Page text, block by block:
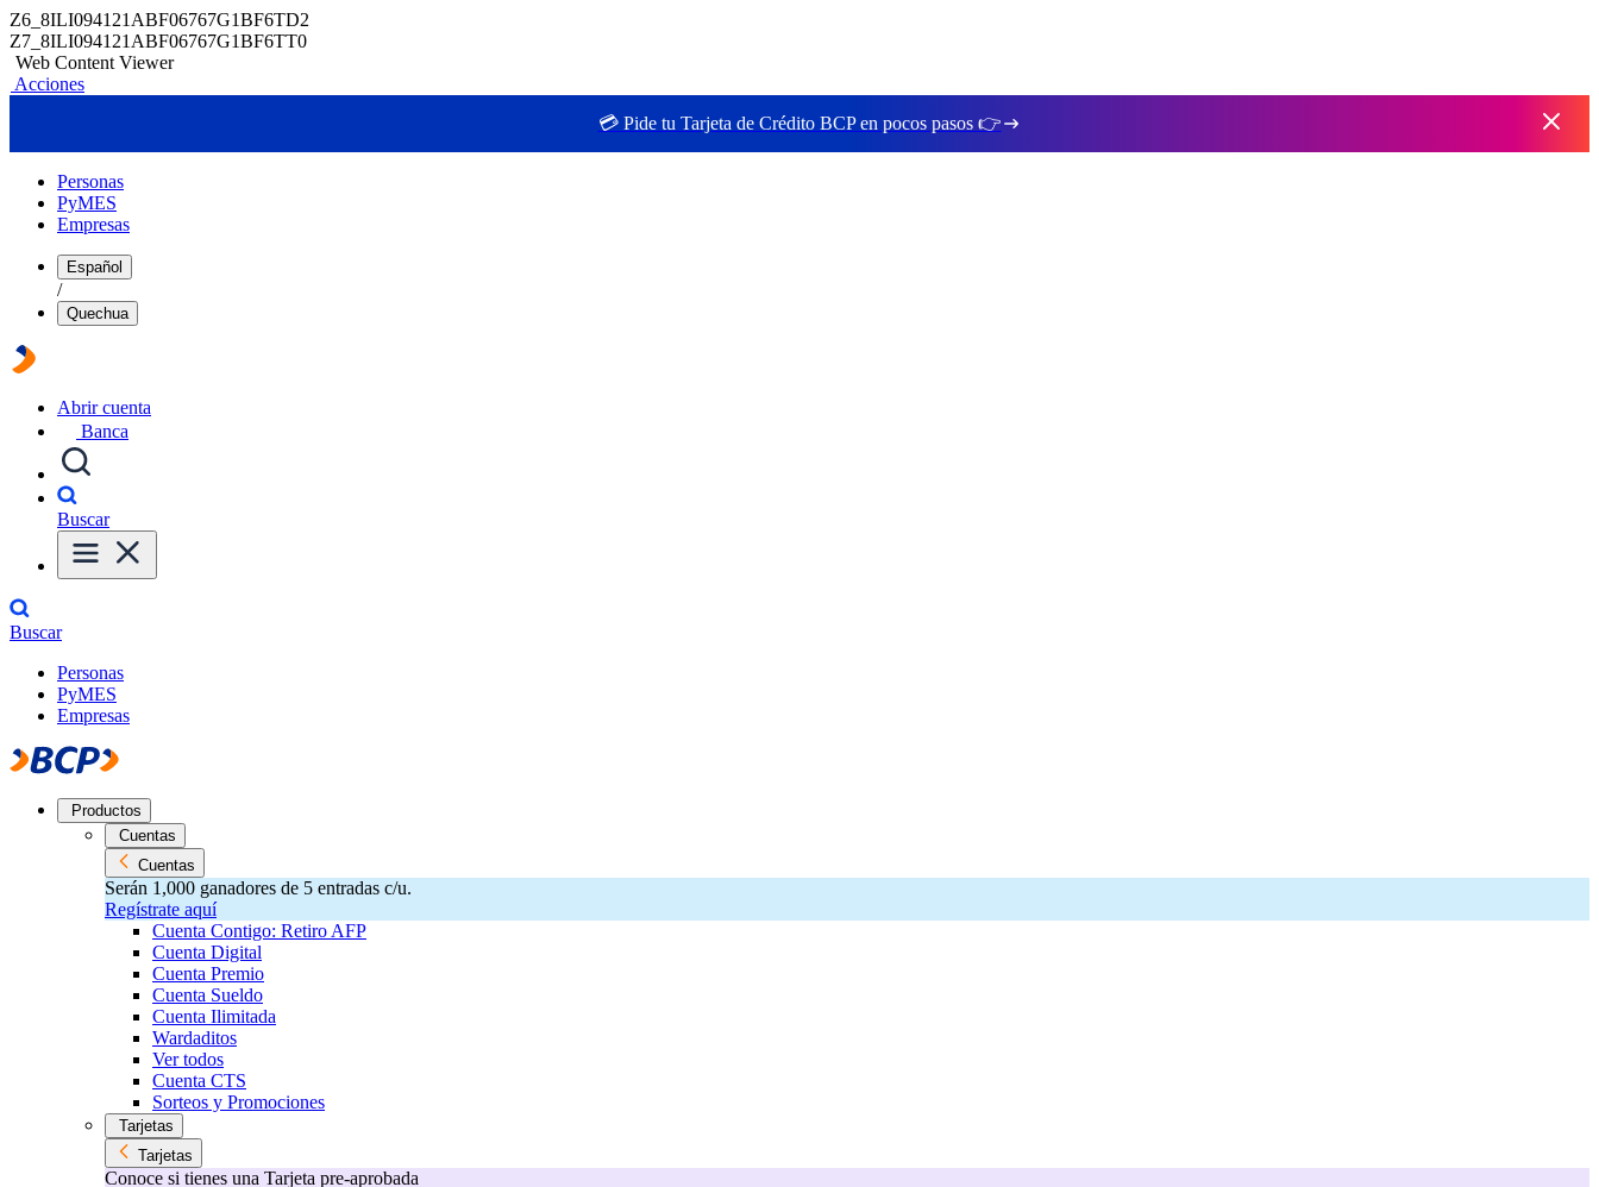
Z6_8ILI094121ABF06767G1BF6TD2
Z7_8ILI094121ABF06767G1BF6TT0
Web Content Viewer
Acciones
💳 Pide tu Tarjeta de Crédito BCP en pocos pasos 👉
Personas
PyMES
Empresas
Español
/
Quechua
Abrir cuenta
Banca
Buscar
Buscar
Personas
PyMES
Empresas
Productos
Cuentas
Cuentas
Serán 1,000 ganadores de 5 entradas c/u.
Regístrate aquí
Cuenta Contigo: Retiro AFP
Cuenta Digital
Cuenta Premio
Cuenta Sueldo
Cuenta Ilimitada
Wardaditos
Ver todos
Cuenta CTS
Sorteos y Promociones
Tarjetas
Tarjetas
Conoce si tienes una Tarjeta pre-aprobada